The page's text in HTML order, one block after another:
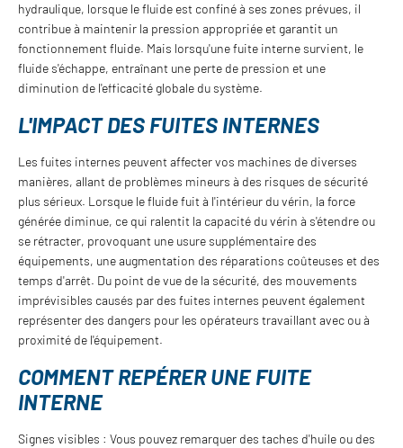
hydraulique, lorsque le fluide est confiné à ses zones prévues, il
contribue à maintenir la pression appropriée et garantit un
fonctionnement fluide. Mais lorsqu'une fuite interne survient, le
fluide s'échappe, entraînant une perte de pression et une
diminution de l'efficacité globale du système.
L'IMPACT DES FUITES INTERNES
Les fuites internes peuvent affecter vos machines de diverses
manières, allant de problèmes mineurs à des risques de sécurité
plus sérieux. Lorsque le fluide fuit à l'intérieur du vérin, la force
générée diminue, ce qui ralentit la capacité du vérin à s'étendre ou
se rétracter, provoquant une usure supplémentaire des
équipements, une augmentation des réparations coûteuses et des
temps d'arrêt. Du point de vue de la sécurité, des mouvements
imprévisibles causés par des fuites internes peuvent également
représenter des dangers pour les opérateurs travaillant avec ou à
proximité de l'équipement.
COMMENT REPÉRER UNE FUITE
INTERNE
Signes visibles : Vous pouvez remarquer des taches d'huile ou des